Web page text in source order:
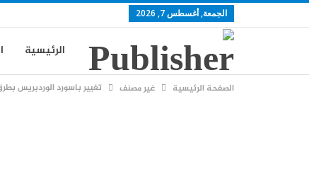
الجمعة, أغسطس 7, 2026
الرئيسية
سياسة الصفحة الرئيسية غير مصنف تغيير باسورد الوردبريس